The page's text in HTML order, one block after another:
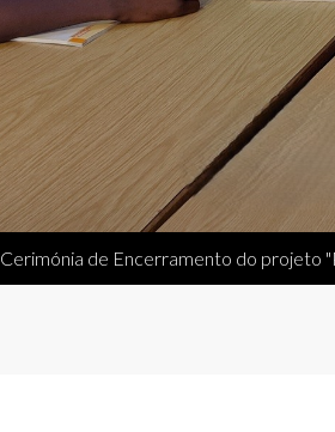
Cerimónia de Encerramento do projeto